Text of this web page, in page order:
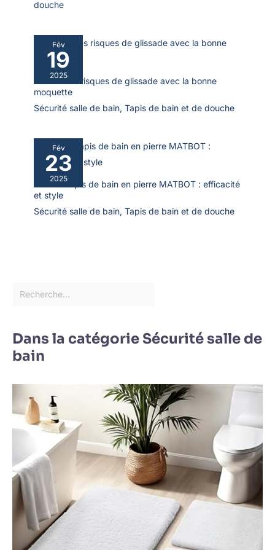
à divers revêtements de sol de
parquet ou le stratifié
plis éventuels disparaîtront naturellement pendant cette
douche
Fév
19
2025
Réduire les risques de glissade avec la bonne
moquette
Sécurité salle de bain, Tapis de bain et de douche
Fév
23
2025
Test du tapis de bain en pierre MATBOT : efficacité
et style
Sécurité salle de bain, Tapis de bain et de douche
Dans la catégorie Sécurité salle de
bain